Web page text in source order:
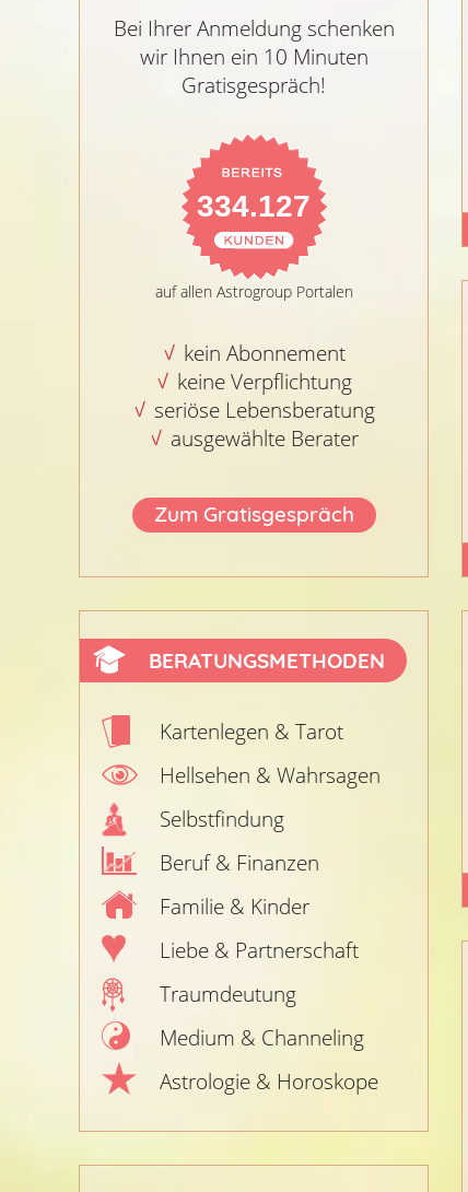
Bei Ihrer Anmeldung schenken
wir Ihnen ein 10 Minuten
Gratisgespräch!
334.127
auf allen Astrogroup Portalen
kein Abonnement
keine Verpflichtung
seriöse Lebensberatung
ausgewählte Berater
Zum Gratisgespräch
BERATUNGSMETHODEN
Kartenlegen & Tarot
Hellsehen & Wahrsagen
Selbstfindung
Beruf & Finanzen
Familie & Kinder
Liebe & Partnerschaft
Traumdeutung
Medium & Channeling
Astrologie & Horoskope